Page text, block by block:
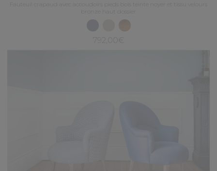
Fauteuil crapaud avec accoudoirs pieds bois teinte noyer et tissu velours
bronze haut dossier
792,00€